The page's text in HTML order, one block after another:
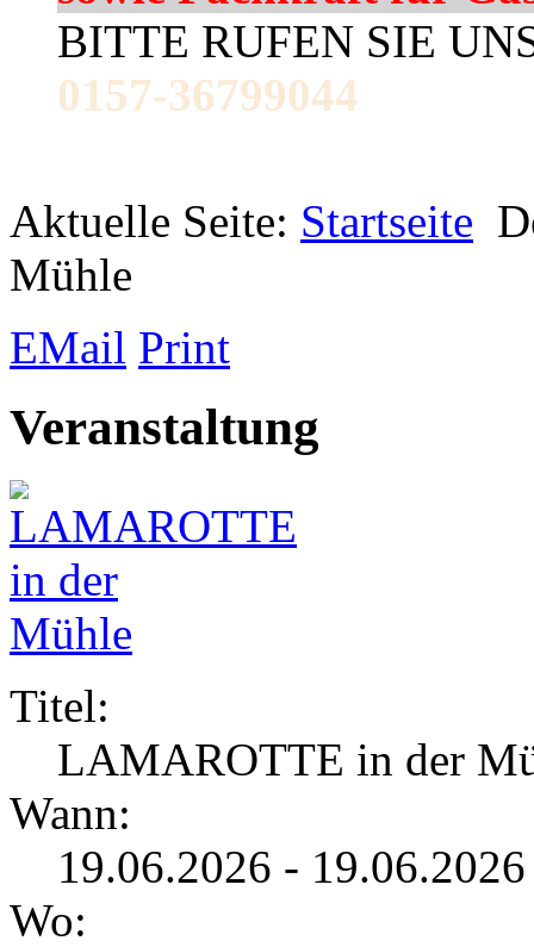
BITTE RUFEN SIE
0157-36799044
Aktuelle Seite: Startseite
Mühle
EMail Print
Veranstaltung
Titel:
LAMAROTTE in der
Wann:
19.06.2026 -
Wo: